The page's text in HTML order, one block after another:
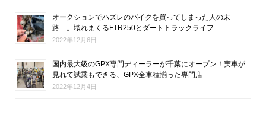
オークションでハズレのバイクを買ってしまった人の末
路…。壊れまくるFTR250とダートトラックライフ
2022年12月6日
国内最大級のGPX専門ディーラーが千葉にオープン！実車が
見れて試乗もできる、GPX全車種揃った専門店
2022年12月4日